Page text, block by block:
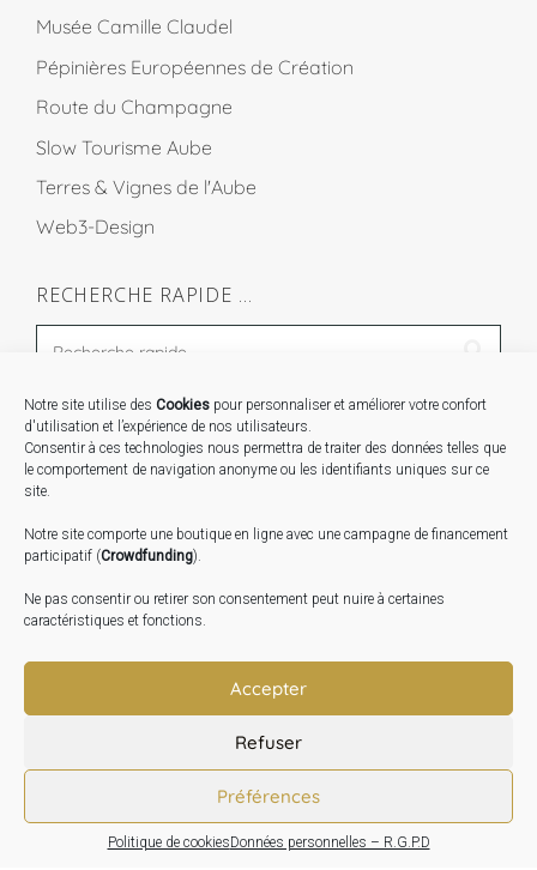
Notre site utilise des Cookies pour personnaliser et améliorer votre confort
d'utilisation et l’expérience de nos utilisateurs.
Consentir à ces technologies nous permettra de traiter des données telles que
le comportement de navigation anonyme ou les identifiants uniques sur ce
site.
Notre site comporte une boutique en ligne avec une campagne de financement
participatif (Crowdfunding).
Ne pas consentir ou retirer son consentement peut nuire à certaines
caractéristiques et fonctions.
Accepter
Refuser
Préférences
Politique de cookiesDonnées personnelles – R.G.P.D
Musée Camille Claudel
Pépinières Européennes de Création
Route du Champagne
Slow Tourisme Aube
Terres & Vignes de l'Aube
Web3-Design
RECHERCHE RAPIDE …
STAGES …
Expo « Mesures de lumière » du 19 Sept au 29 Nov.
Inauguration de la Grange : Le 17 Oct. 2026
Atelier Image : L’art au service de la santé mentale –
10 Oct. 2026